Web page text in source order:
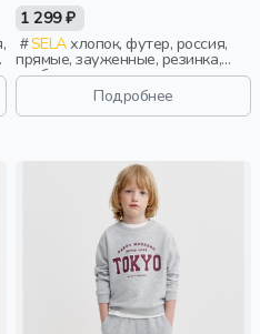
1 299 ₽
SELAхлопок, футер, россия,
прямые, зауженные, резинка,
свободные, принт, кулиска, пояс,
эластичные, повседневный,
спорт, мальчики, дети
Подробнее